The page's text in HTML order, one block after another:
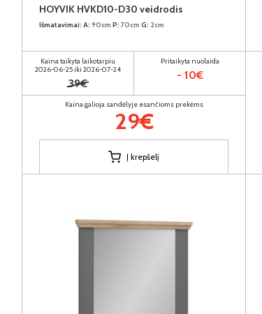
HOYVIK HVKD10-D30 veidrodis
Išmatavimai: A: 90cm P: 70cm G: 2cm
Kaina taikyta laikotarpiu
2026-06-25 iki 2026-07-24
39€
Pritaikyta nuolaida
- 10€
Kaina galioja sandėlyje esančioms prekėms
29€
Į krepšelį